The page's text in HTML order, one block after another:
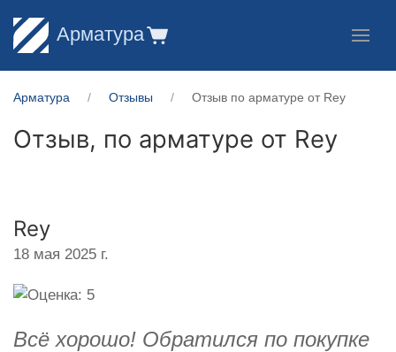
Арматура
Арматура Отзывы Отзыв по арматуре от Rey
Отзыв, по арматуре от Rey
Rey
18 мая 2025 г.
Всё хорошо! Обратился по покупке